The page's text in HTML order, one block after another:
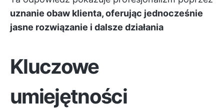
uznanie obaw klienta, oferując jednocześnie
jasne rozwiązanie i dalsze działania
Kluczowe
umiejętności